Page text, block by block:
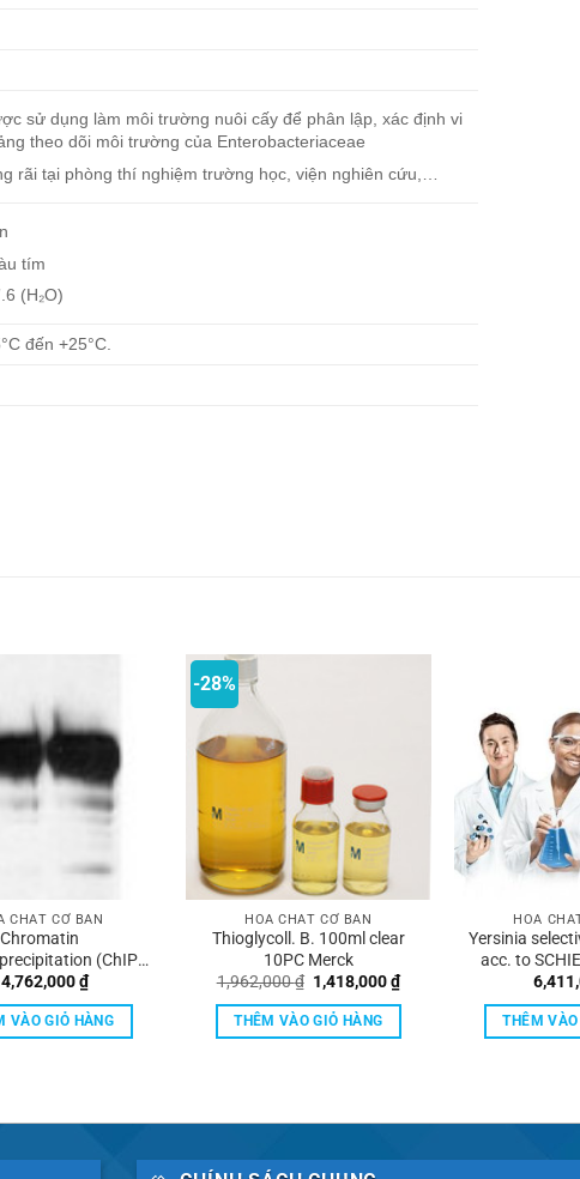
sử dụng làm môi trường nuôi cấy để phân lập, xác định vi
theo dõi môi trường của Enterobacteriaceae
rãi tại phòng thí nghiệm trường học, viện nghiên cứu,…
tím
(H₂O)
đến +25°C.
CHẤT CƠ BẢN
Chromatin
(ChIP)
Kit Merck
₫
VÀO GIỎ HÀNG
-28%
HÓA CHẤT CƠ BẢN
Thioglycoll. B. 100ml clear
10PC Merck
1,962,000₫ Giá
là:
1,962,000 ₫.
1,418,000₫Giá
hiện
THÊM VÀO GIỎ HÀNG
HÓA
Yersinia
acc. to
agar) for
cultivation of
THÊM